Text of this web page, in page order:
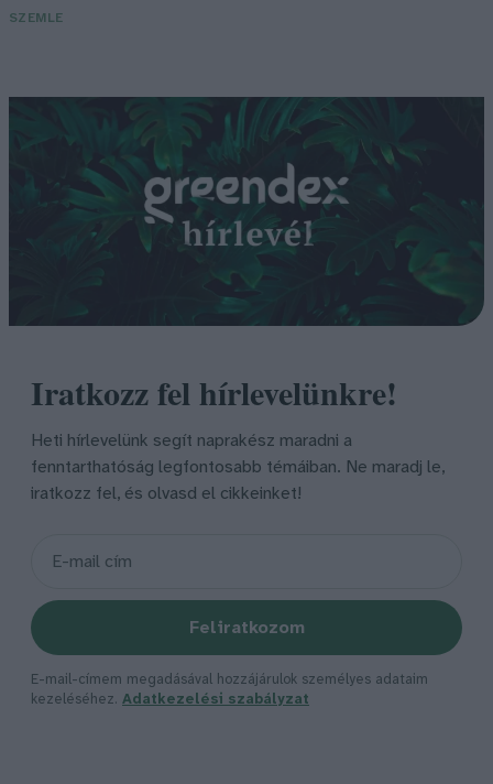
SZEMLE
Iratkozz fel hírlevelünkre!
Heti hírlevelünk segít naprakész maradni a
fenntarthatóság legfontosabb témáiban. Ne maradj le,
iratkozz fel, és olvasd el cikkeinket!
Feliratkozom
E-mail-címem megadásával hozzájárulok személyes adataim
kezeléséhez. Adatkezelési szabályzat